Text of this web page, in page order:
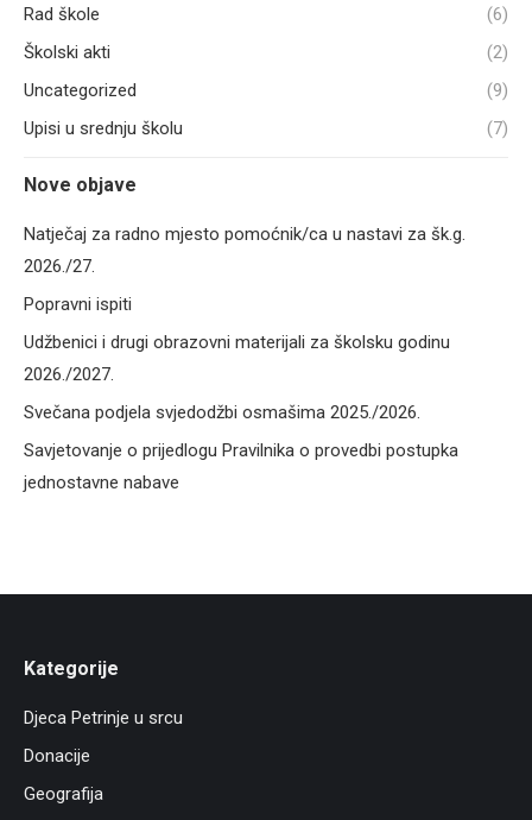
Rad škole
(6)
Školski akti
(2)
Uncategorized
(9)
Upisi u srednju školu
(7)
Nove objave
Natječaj za radno mjesto pomoćnik/ca u nastavi za šk.g.
2026./27.
Popravni ispiti
Udžbenici i drugi obrazovni materijali za školsku godinu
2026./2027.
Svečana podjela svjedodžbi osmašima 2025./2026.
Savjetovanje o prijedlogu Pravilnika o provedbi postupka
jednostavne nabave
Kategorije
Djeca Petrinje u srcu
Donacije
Geografija